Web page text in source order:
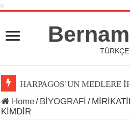
TÜRKÇE
HARPAGOS’UN MEDLERE
Home/ BİYOGRAFİ /
KİMDİR